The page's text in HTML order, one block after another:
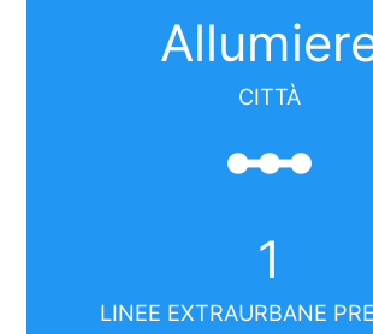
CITTÀ
linear_scale
1
LINEE EXTRAURBANE